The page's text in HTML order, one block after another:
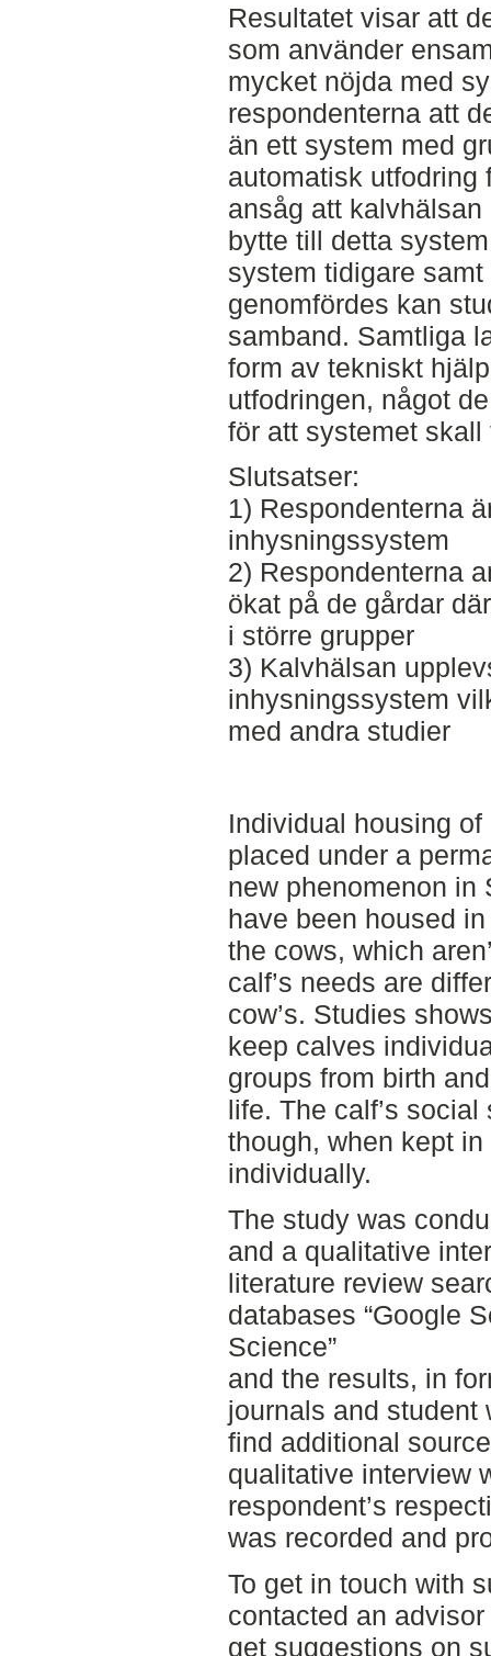
Resultatet visar att
som använder
mycket nöjda med
respondenterna att
än ett system med
automatisk utfodring
ansåg att
bytte till detta
system tidigare
genomfördes kan
samband. Samtliga
form av tekniskt
utfodringen, något
för att systemet skall
Slutsatser:
1) Respondenterna
inhysningssystem
2) Respondenterna
ökat på de gårdar
i större grupper
3) Kalvhälsan
inhysningssystem
med andra studier
Individual housing
placed under a
new phenomenon in
have been housed
the cows, which
calf’s needs are
cow’s. Studies
keep calves
groups from birth
life. The calf’s
though, when kept
individually.
The study was
and a qualitative
literature review
databases “Google
Science”
and the results, in
journals and student
find additional
qualitative interview
respondent’s
was recorded and
To get in touch with
contacted an
get suggestions on